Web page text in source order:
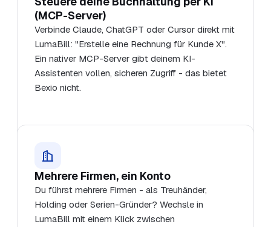
(MCP-Server)
Verbinde Claude, ChatGPT oder Cursor direkt mit
LumaBill: "Erstelle eine Rechnung für Kunde X".
Ein nativer MCP-Server gibt deinem KI-
Assistenten vollen, sicheren Zugriff - das bietet
Bexio nicht.
Mehrere Firmen, ein Konto
Du führst mehrere Firmen - als Treuhänder,
Holding oder Serien-Gründer? Wechsle in
LumaBill mit einem Klick zwischen